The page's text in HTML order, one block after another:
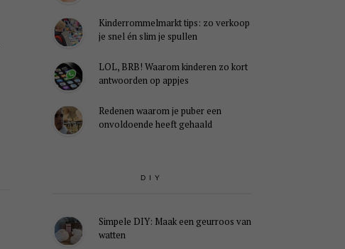
Kinderrommelmarkt tips: zo verkoop
je snel én slim je spullen
LOL, BRB! Waarom kinderen zo kort
antwoorden op appjes
Redenen waarom je puber een
onvoldoende heeft gehaald
DIY
Simpele DIY: Maak een geurroos van
watten